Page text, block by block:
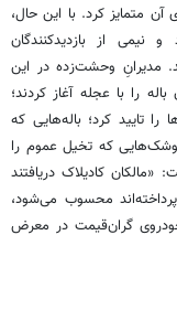
متمایز کرد. با این حال،
نیمی از بازدیدکنندگان
مدیرانِ وحشت‌زده در این
را با عجله آغاز کردند؛
محبوبیت باله‌ها را تایید کرد؛ باله‌هایی که
که تخیل عموم را
کادیلاک دریافتند
محسوب می‌شود،
خودروی گران‌قیمت در معرض